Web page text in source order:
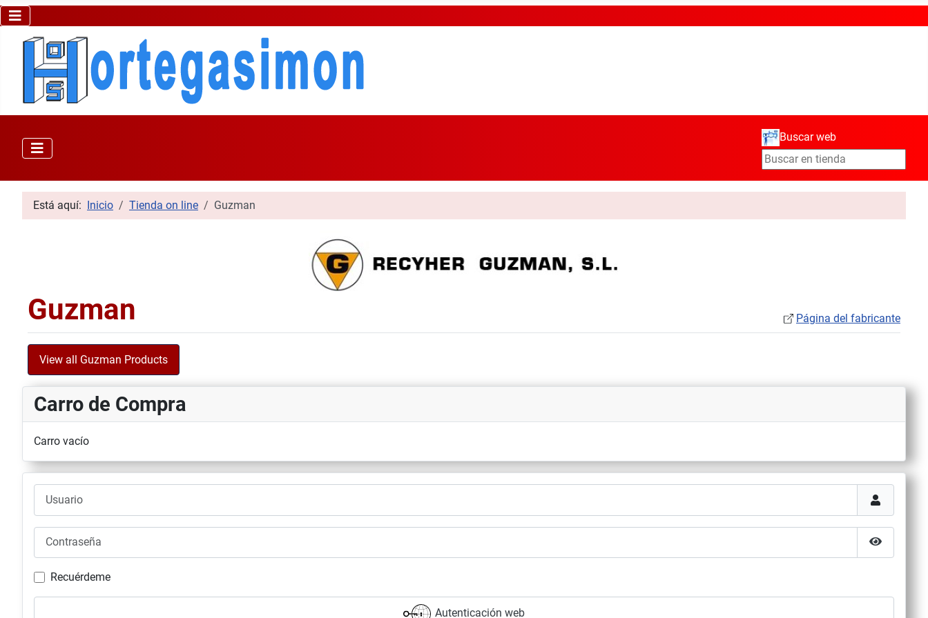
Buscar web
Carro de Compra
Carro vacío
Mostrar
Recuérdeme
Autenticación web
Está aquí: Inicio Tienda on line Guzman
Guzman Página del fabricante
View all Guzman Products